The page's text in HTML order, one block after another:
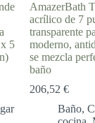
5
AmazerBath
acrílico de 7
transparente
moderno,
se mezcla
baño
206,52 €
Baño,